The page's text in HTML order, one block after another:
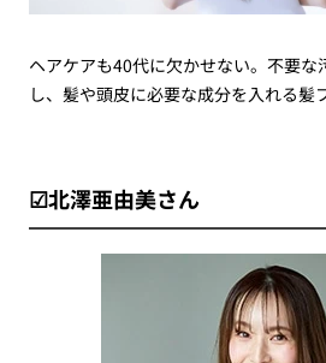
ヘアケアも40代に欠かせない。不要な
し、髪や頭皮に必要な成分を入れる髪
☑北澤亜由美さん